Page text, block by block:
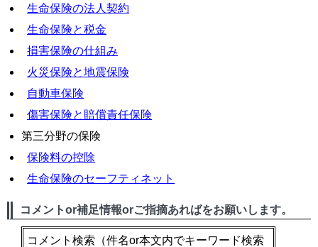
生命保険の法人契約
生命保険と税金
損害保険の仕組み
火災保険と地震保険
自動車保険
傷害保険と賠償責任保険
第三分野の保険
保険料の控除
生命保険のセーフティネット
コメントor補足情報orご指摘あればをお願いします。
コメント検索 （件名or本文内でキーワード検索